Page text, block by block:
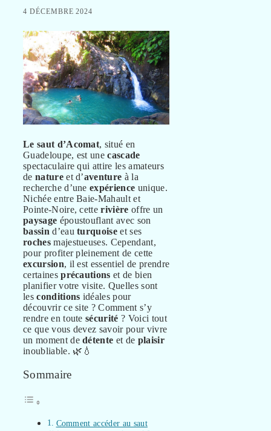
4 DÉCEMBRE 2024
Le saut d’Acomat, situé en
Guadeloupe, est unecascade
spectaculaire qui attire les amateurs
de natureet d’aventure à la
recherche d’uneexpérience unique.
Nichée entre Baie-Mahault et
Pointe-Noire, cetterivière offre un
paysage époustouflant avec son
bassin d’eauturquoise et ses
rochesmajestueuses. Cependant,
pour profiter pleinement de cette
excursion, il est essentiel de prendre
certainesprécautions et de bien
planifier votre visite. Quelles sont
lesconditions idéales pour
découvrir ce site ? Comment s’y
rendre en toutesécurité ? Voici tout
ce que vous devez savoir pour vivre
un moment dedétente et de plaisir
inoubliable. 🌿💧
Sommaire
Comment accéder au saut